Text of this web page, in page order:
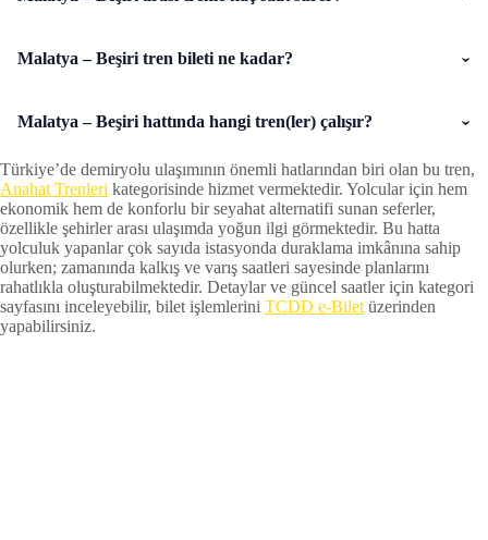
Malatya – Beşiri tren bileti ne kadar?
Malatya – Beşiri hattında hangi tren(ler) çalışır?
Türkiye’de demiryolu ulaşımının önemli hatlarından biri olan bu tren,
Anahat Trenleri kategorisinde hizmet vermektedir. Yolcular için hem
ekonomik hem de konforlu bir seyahat alternatifi sunan seferler,
özellikle şehirler arası ulaşımda yoğun ilgi görmektedir. Bu hatta
yolculuk yapanlar çok sayıda istasyonda duraklama imkânına sahip
olurken; zamanında kalkış ve varış saatleri sayesinde planlarını
rahatlıkla oluşturabilmektedir. Detaylar ve güncel saatler için kategori
sayfasını inceleyebilir, bilet işlemlerini TCDD e-Bilet üzerinden
yapabilirsiniz.